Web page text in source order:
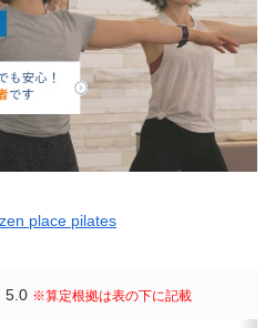
zen place pilates
5.0 ※算定根拠は表の下に記載